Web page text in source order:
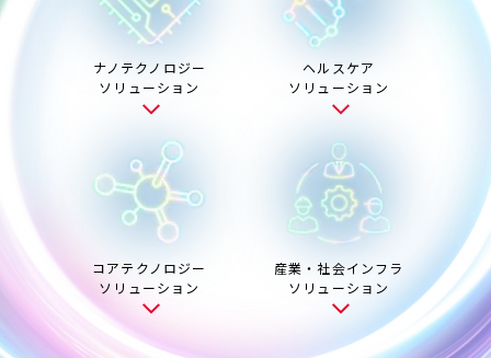
ナノテクノロジー
ソリューション
ヘルスケア
ソリューション
コアテクノロジー
ソリューション
産業・社会インフラ
ソリューション